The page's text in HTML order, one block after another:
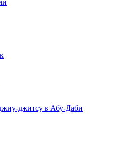
джитсу в Абу-Даби